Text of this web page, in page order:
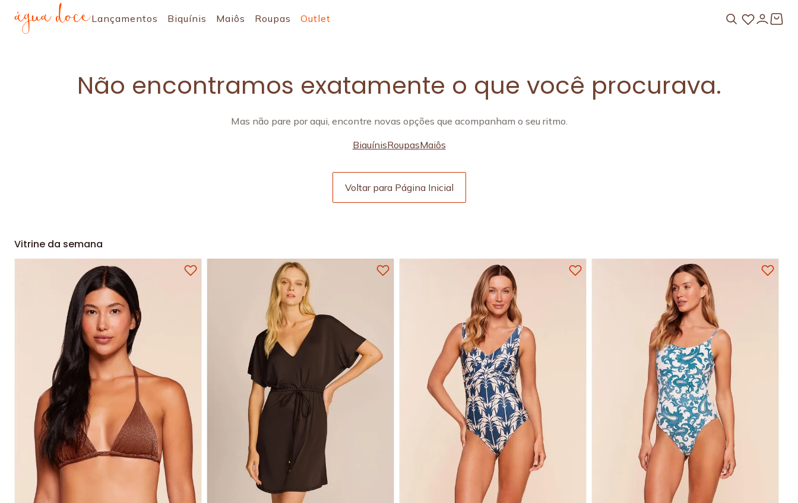
Lançamentos Biquínis Maiôs Roupas Outlet
Não encontramos exatamente o que você procurava.
Mas não pare por aqui, encontre novas opções que acompanham o seu ritmo.
BiquínisRoupasMaiôs
Voltar para Página Inicial
Vitrine da semana
M G GG P
Adicionar na sacola Adicionar na sacola
G GG
Adicionar na sacola